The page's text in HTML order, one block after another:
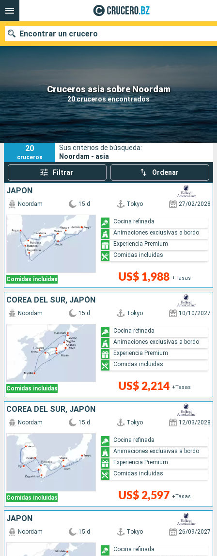
Cruceros asia sobre Noordam
20 cruceros encontrados
Encontrar un crucero
Nuestros destinos
Fecha de salida
Puertos Compañías
20
cruceros
Sus criterios de búsqueda:
Noordam - asia
Filtrar Ordenar
JAPÓN
Comidas incluidas
Noordam 15 d Tokyo 27/02/2028
US$ 1,988 +Tasas
Cocina refinada
Animaciones exclusivas a bordo
Experiencia Premium
Comidas incluidas
COREA DEL SUR, JAPÓN
Comidas incluidas
Noordam 15 d Tokyo 10/10/2027
US$ 2,214 +Tasas
Cocina refinada
Animaciones exclusivas a bordo
Experiencia Premium
Comidas incluidas
COREA DEL SUR, JAPÓN
Comidas incluidas
Noordam 15 d Tokyo 12/03/2028
US$ 2,597 +Tasas
Cocina refinada
Animaciones exclusivas a bordo
Experiencia Premium
Comidas incluidas
JAPÓN
Noordam 15 d Tokyo 26/09/2027
Cocina refinada